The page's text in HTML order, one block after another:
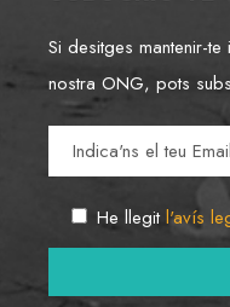
Si desitges mantenir-
nostra ONG, pots
He llegitl'avís